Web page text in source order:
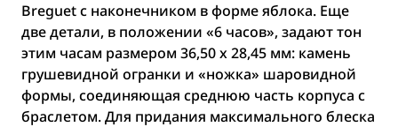
Breguet с наконечником в форме яблока. Еще
две детали, в положении «6 часов», задают тон
этим часам размером 36,50 х 28,45 мм: камень
грушевидной огранки и «ножка» шаровидной
формы, соединяющая среднюю часть корпуса с
браслетом. Для придания максимального блеска